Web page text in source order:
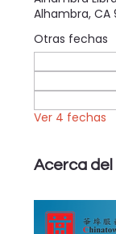
Alhambra, CA
Otras fechas
Ver 4 fechas
Acerca